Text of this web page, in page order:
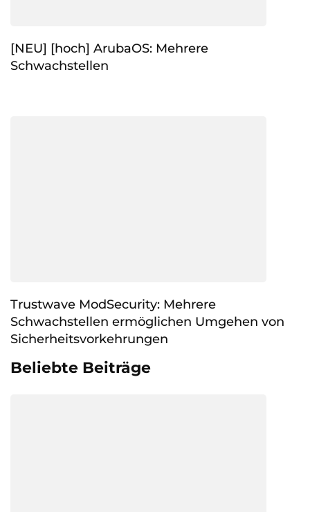
[NEU] [hoch] ArubaOS: Mehrere
Schwachstellen
Trustwave ModSecurity: Mehrere
Schwachstellen ermöglichen Umgehen von
Sicherheitsvorkehrungen
Beliebte Beiträge